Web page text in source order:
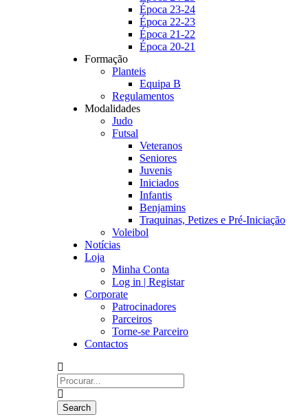
Época 23-24
Época 22-23
Época 21-22
Época 20-21
Formação
Planteis
Equipa B
Regulamentos
Modalidades
Judo
Futsal
Veteranos
Seniores
Juvenis
Iniciados
Infantis
Benjamins
Traquinas, Petizes e Pré-Iniciação
Voleibol
Notícias
Loja
Minha Conta
Log in | Registar
Corporate
Patrocinadores
Parceiros
Torne-se Parceiro
Contactos